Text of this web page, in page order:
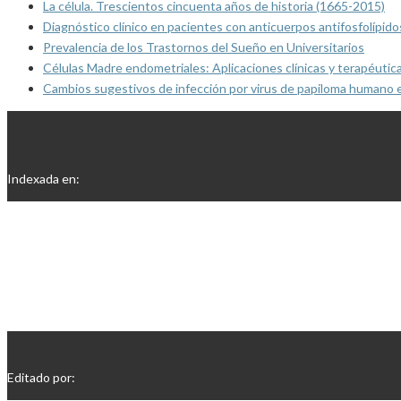
La célula. Trescientos cincuenta años de historia (1665-2015)
Diagnóstico clínico en pacientes con anticuerpos
Prevalencia de los Trastornos del Sueño en Universitarios
Células Madre endometriales: Aplicaciones clínicas y
Cambios sugestivos de infección por virus de papiloma
Indexada en:
Editado por: